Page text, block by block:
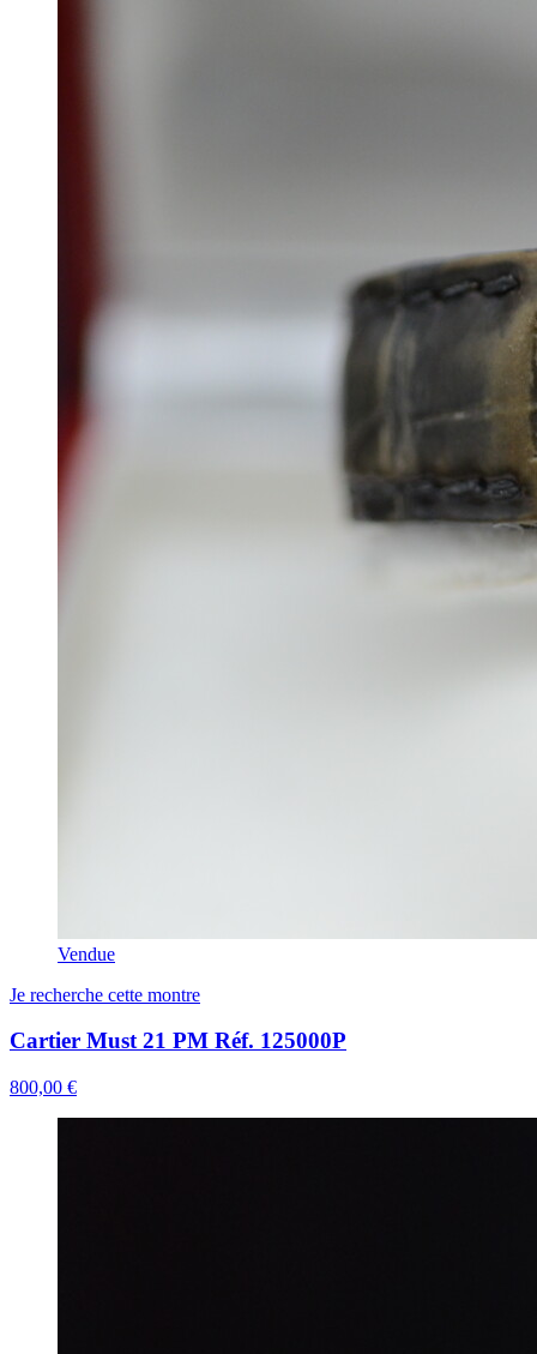
Vendue
Je recherche cette montre
Cartier Must 21 PM Réf. 125000P
800,00 €